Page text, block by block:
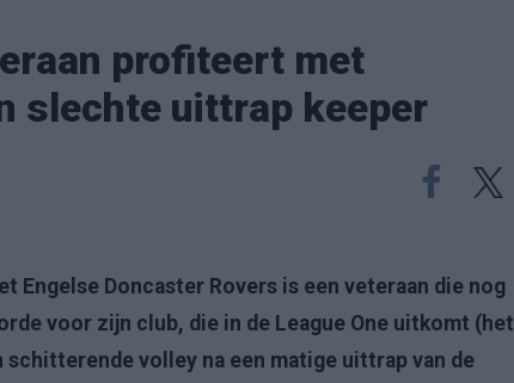
profiteert met
slechte uittrap keeper
Engelse Doncaster Rovers is een veteraan die nog
voor zijn club, die in de League One uitkomt (het
schitterende volley na een matige uittrap van de